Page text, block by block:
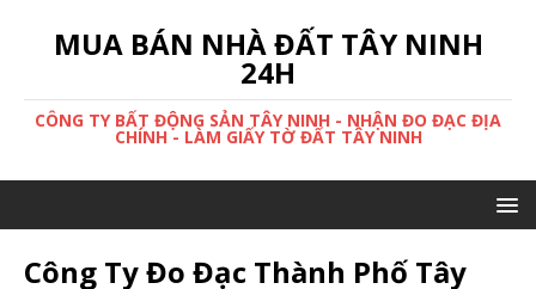
MUA BÁN NHÀ ĐẤT TÂY NINH
24H
CÔNG TY BẤT ĐỘNG SẢN TÂY NINH - NHẬN ĐO ĐẠC ĐỊA
CHÍNH - LÀM GIẤY TỜ ĐẤT TÂY NINH
Công Ty Đo Đạc Thành Phố Tây